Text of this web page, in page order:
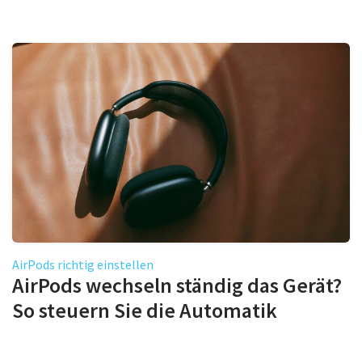
AirPods richtig einstellen
AirPods wechseln ständig das Gerät?
So steuern Sie die Automatik